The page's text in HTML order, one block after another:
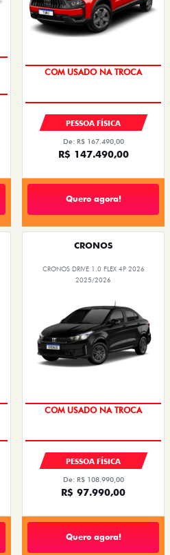
COM USADO NA TROCA
PESSOA FÍSICA
De: R$ 167.490,00
R$ 147.490,00
Quero agora!
CRONOS
CRONOS DRIVE 1.0 FLEX 4P 2026
2025/2026
COM USADO NA TROCA
PESSOA FÍSICA
De: R$ 108.990,00
R$ 97.990,00
Quero agora!